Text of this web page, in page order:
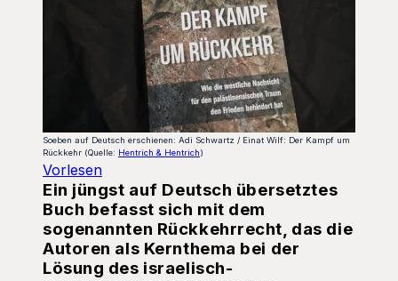
Soeben auf Deutsch erschienen: Adi Schwartz / Einat Wilf: Der Kampf um
Rückkehr (Quelle: Hentrich & Hentrich)
Vorlesen
Ein jüngst auf Deutsch übersetztes
Buch befasst sich mit dem
sogenannten Rückkehrrecht, das die
Autoren als Kernthema bei der
Lösung des israelisch-